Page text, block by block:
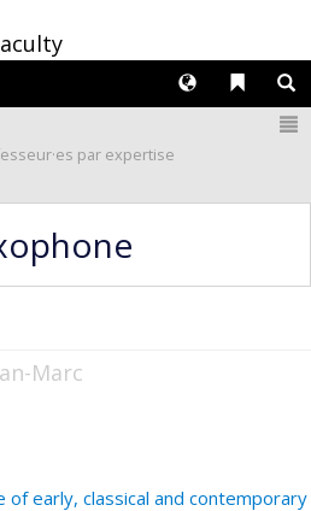
Liens
Langues
par expertise
Marc
of early, classical and contemporary